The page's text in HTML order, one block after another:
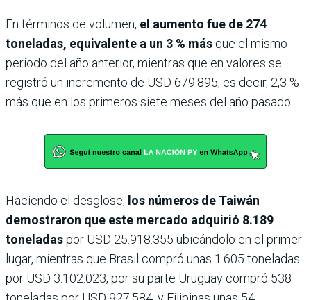
En términos de volumen, el aumento fue de 274
toneladas, equivalente a un 3 % más que el mismo
periodo del año anterior, mientras que en valores se
registró un incremento de USD 679.895, es decir, 2,3 %
más que en los primeros siete meses del año pasado.
Haciendo el desglose, los números de Taiwán
demostraron que este mercado adquirió 8.189
toneladaspor USD 25.918.355 ubicándolo en el primer
lugar, mientras que Brasil compró unas 1.605 toneladas
por USD 3.102.023, por su parte Uruguay compró 538